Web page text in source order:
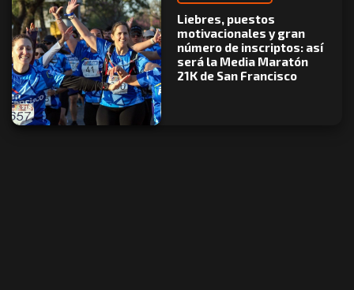
Liebres, puestos
motivacionales y gran
número de inscriptos: así
será la Media Maratón
21K de San Francisco